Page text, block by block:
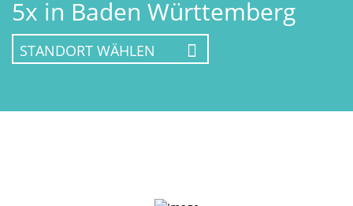
5x in Baden Württemberg